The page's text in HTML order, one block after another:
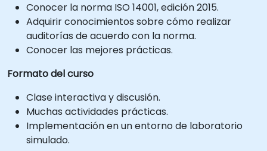
Conocer la norma ISO 14001, edición 2015.
Adquirir conocimientos sobre cómo realizar
auditorías de acuerdo con la norma.
Conocer las mejores prácticas.
Formato del curso
Clase interactiva y discusión.
Muchas actividades prácticas.
Implementación en un entorno de laboratorio
simulado.